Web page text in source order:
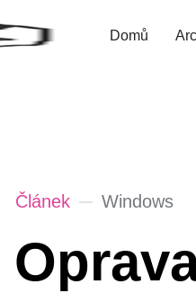
Domů
Článek Windows